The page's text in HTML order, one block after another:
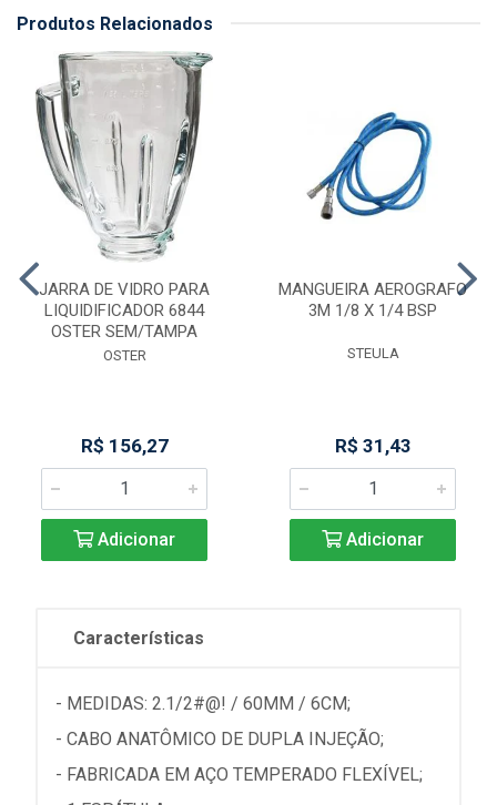
Produtos Relacionados
JARRA DE VIDRO PARA
LIQUIDIFICADOR 6844
OSTER SEM/TAMPA
OSTER
R$ 156,27
Adicionar
MANGUEIRA AEROGRAFO
3M 1/8 X 1/4 BSP
STEULA
R$ 31,43
Adicionar
Características
- MEDIDAS: 2.1/2#@! / 60MM / 6CM;
- CABO ANATÔMICO DE DUPLA INJEÇÃO;
- FABRICADA EM AÇO TEMPERADO FLEXÍVEL;